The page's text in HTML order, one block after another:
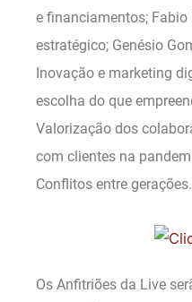
e financiamentos;
estratégico; Genésio
Inovação e marketing
escolha do que
Valorização dos
com clientes na
Conflitos entre gerações.
Os Anfitriões da Live